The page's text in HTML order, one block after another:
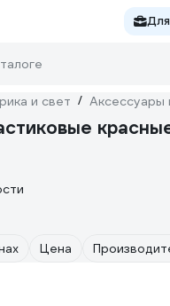
и свет / Аксессуары
Цена